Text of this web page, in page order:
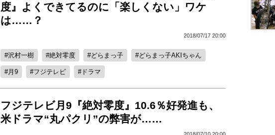
度』よくできてるのに「楽しくない」ワケ
は……？
2018/07/17 20:00
沢村一樹 絶対零度 どらまっ子 どらまっ子AKIちゃん
月9 フジテレビ ドラマ
フジテレビ月9『絶対零度』10.6％好発進も、
米ドラマ“丸パクリ”の弊害が……